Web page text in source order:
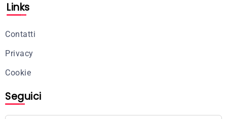
Links
Contatti
Privacy
Cookie
Seguici